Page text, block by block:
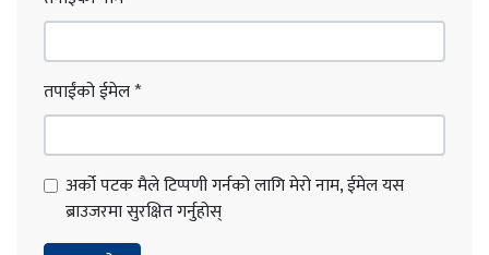
तपाईंको ईमेल*
अर्को पटक मैले टिप्पणी गर्नको लागि मेरो नाम, ईमेल यस
ब्राउजरमा सुरक्षित गर्नुहोस्